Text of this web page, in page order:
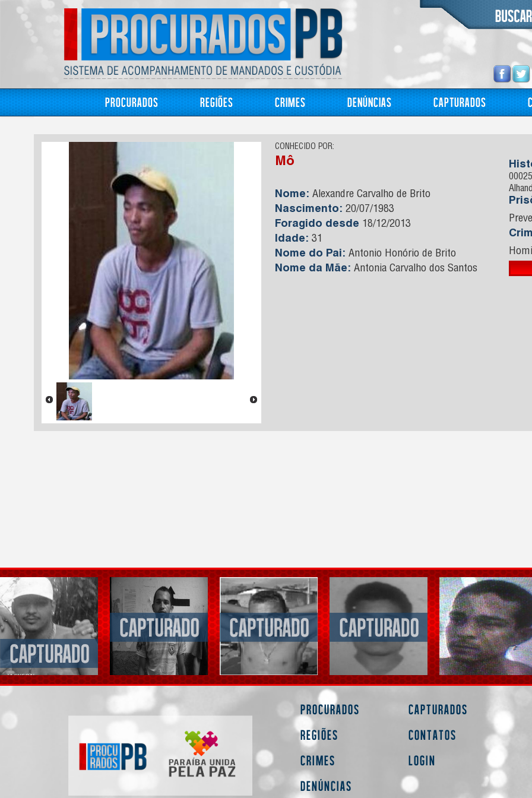
Procurados Regiões Crimes Denúncias Capturados
CONHECIDO POR:
Mô
Nome: Alexandre Carvalho de Brito
Nascimento: 20/07/1983
Foragido desde 18/12/2013
Idade: 31
Nome do Pai: Antonio Honório de Brito
Nome da Mãe: Antonia Carvalho dos Santos
Procurados
Regiões
Crimes
Denúncias
Capturados
Contatos
Login